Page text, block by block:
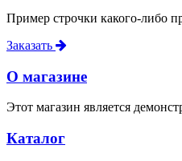
Пример строчки какого-либо
Заказать
О магазине
Этот магазин является
Каталог